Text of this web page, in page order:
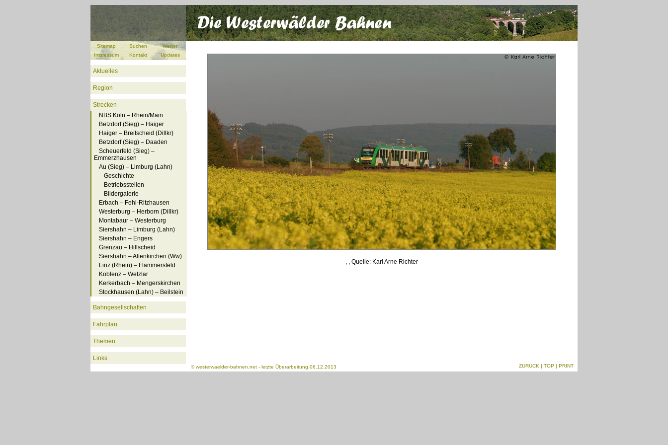
Sitemap Suchen
Wetter
Impressum
Kontakt Updates
Aktuelles
Region
Strecken
NBS Köln – Rhein/Main
Betzdorf (Sieg) – Haiger
Haiger – Breitscheid (Dillkr)
Betzdorf (Sieg) – Daaden
Scheuerfeld (Sieg) –
Emmerzhausen
Au (Sieg) – Limburg (Lahn)
Geschichte
Betriebsstellen
Bildergalerie
Erbach – Fehl-Ritzhausen
Westerburg – Herborn (Dillkr)
Montabaur – Westerburg
Siershahn – Limburg (Lahn)
Siershahn – Engers
Grenzau – Hillscheid
Siershahn – Altenkirchen (Ww)
Linz (Rhein) – Flammersfeld
Koblenz – Wetzlar
Kerkerbach – Mengerskirchen
Stockhausen (Lahn) – Beilstein
Bahngesellschaften
Fahrplan
Themen
Links
, , Quelle: Karl Arne Richter
©westerwaelder-bahnen.net - letzte Überarbeitung 06.12.2013 ZURÜCK | TOP | PRINT